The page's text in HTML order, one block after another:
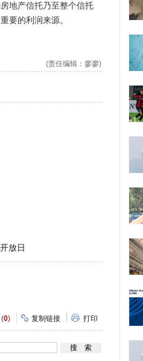
地产信托乃至整个信托
要的利润来源。
(责任编辑：廖廖)
放日
(0) 复制链接 打印